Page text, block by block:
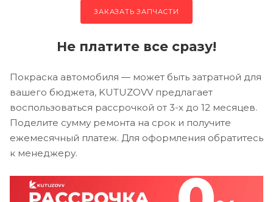
ЗАКАЗАТЬ ЗАПЧАСТИ
Не платите все сразу!
Покраска автомобиля — может быть затратной для
вашего бюджета, KUTUZOVV предлагает
воспользоваться рассрочкой от 3-х до 12 месяцев.
Поделите сумму ремонта на срок и получите
ежемесячный платеж. Для оформления обратитесь
к менеджеру.